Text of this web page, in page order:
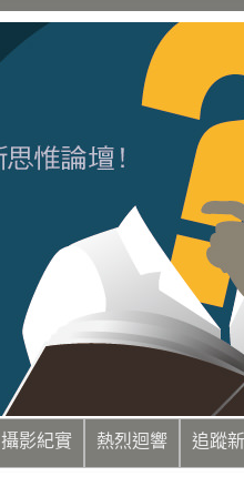
攝影紀實 熱烈迴響 追蹤